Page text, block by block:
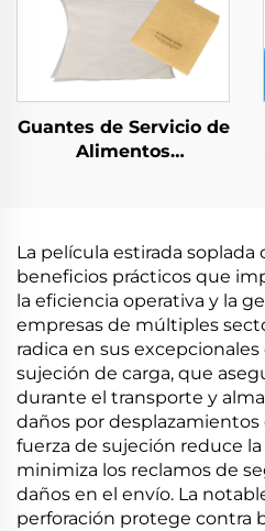
Guantes de Servicio de
Alimentos
de Material de PLA
PBAT almidón de maíz
La película estirada
beneficios prácticos que
la eficiencia operativa y la
empresas de múltiples
radica en sus
sujeción de carga, que
durante el transporte y
daños por desplazamientos
fuerza de sujeción reduce
minimiza los reclamos de
daños en el envío. La
perforación protege contra